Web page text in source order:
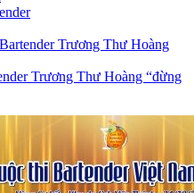
Bartender Trương Thư Hoàng
Trương Thư Hoàng “đừng